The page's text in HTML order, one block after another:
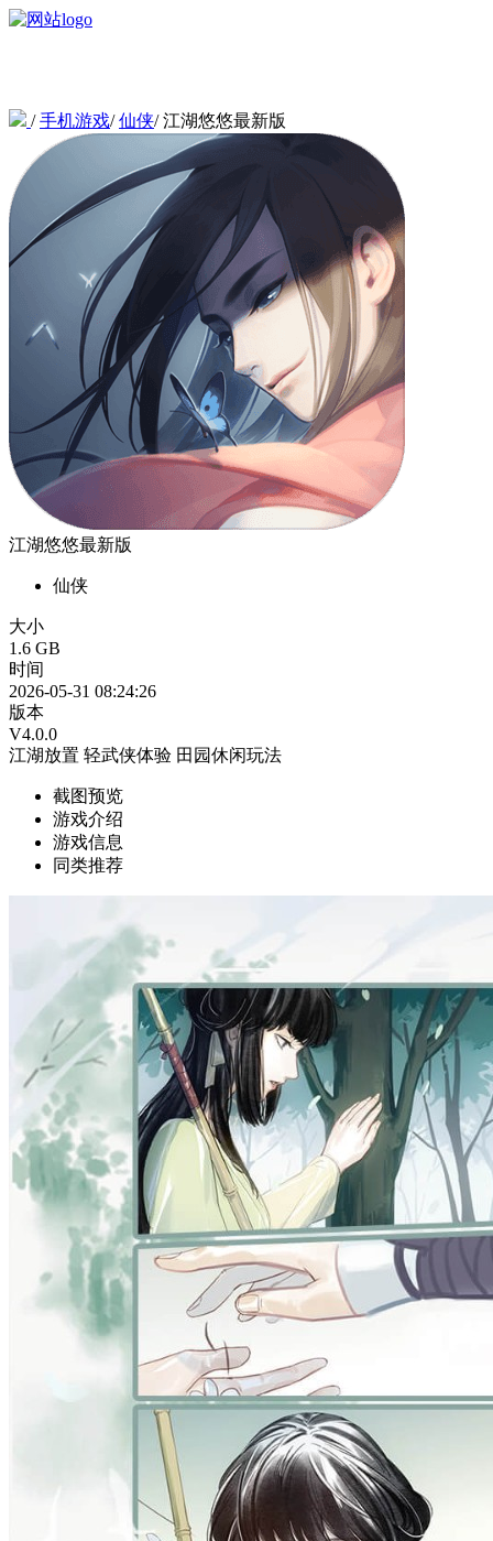
/手机游戏/仙侠/江湖悠悠最新版
江湖悠悠最新版
仙侠
大小
1.6 GB
时间
2026-05-31 08:24:26
版本
V4.0.0
江湖放置 轻武侠体验 田园休闲玩法
截图预览
游戏介绍
游戏信息
同类推荐